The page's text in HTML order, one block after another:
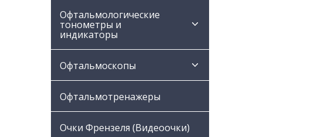
Офтальмологические
тонометры и
индикаторы
Офтальмоскопы
Офтальмотренажеры
Очки Френзеля (Видеоочки)